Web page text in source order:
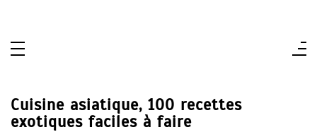
Cuisine asiatique, 100 recettes
exotiques faciles à faire